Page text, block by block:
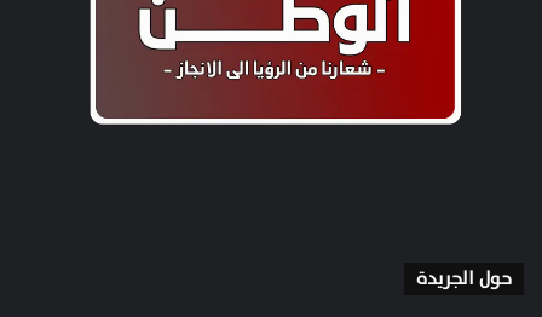
حول الجريدة